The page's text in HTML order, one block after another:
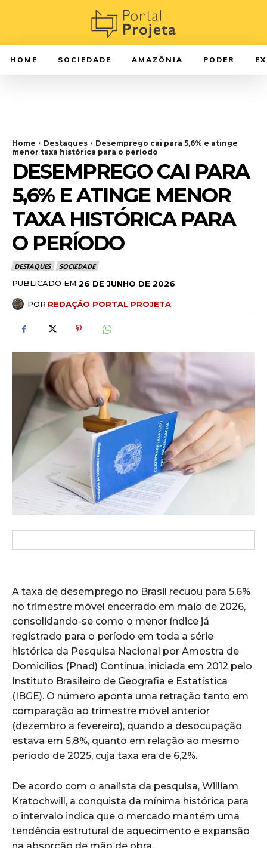
HOME SOCIEDADE AMAZÔNIA PODER
Home Destaques
Desemprego cai para 5,6% e atinge
menor taxa histórica para o período
DESEMPREGO CAI PARA
5,6% E ATINGE MENOR
TAXA HISTÓRICA PARA
O PERÍODO
DESTAQUES SOCIEDADE
PUBLICADO EM 26 DE JUNHO DE 2026
POR REDAÇÃO PORTAL PROJETA
A taxa de desemprego no Brasil recuou para 5,6%
no trimestre móvel encerrado em maio de 2026,
consolidando-se como o menor índice já
registrado para o período em toda a série
histórica da Pesquisa Nacional por Amostra de
Domicílios (Pnad) Contínua, iniciada em 2012 pelo
Instituto Brasileiro de Geografia e Estatística
(IBGE). O número aponta uma retração tanto em
comparação ao trimestre móvel anterior
(dezembro a fevereiro), quando a desocupação
estava em 5,8%, quanto em relação ao mesmo
período de 2025, cuja taxa era de 6,2%.
De acordo com o analista da pesquisa, William
Kratochwill, a conquista da mínima histórica para
o intervalo indica que o mercado mantém uma
tendência estrutural de aquecimento e expansão